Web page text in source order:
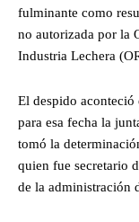
fulminante como
no autorizada por la
Industria Lechera
El despido aconteció
para esa fecha la
tomó la
quien fue secretario
de la administración